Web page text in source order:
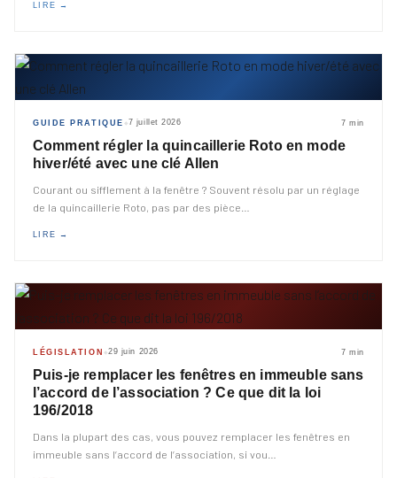
LIRE →
GUIDE PRATIQUE ◆7 juillet 2026 7 min
Comment régler la quincaillerie Roto en mode
hiver/été avec une clé Allen
Courant ou sifflement à la fenêtre ? Souvent résolu par un réglage
de la quincaillerie Roto, pas par des pièce
LIRE →
LÉGISLATION ◆29 juin 2026 7 min
Puis-je remplacer les fenêtres en immeuble sans
l’accord de l’association ? Ce que dit la loi
196/2018
Dans la plupart des cas, vous pouvez remplacer les fenêtres en
immeuble sans l’accord de l’association, si vou